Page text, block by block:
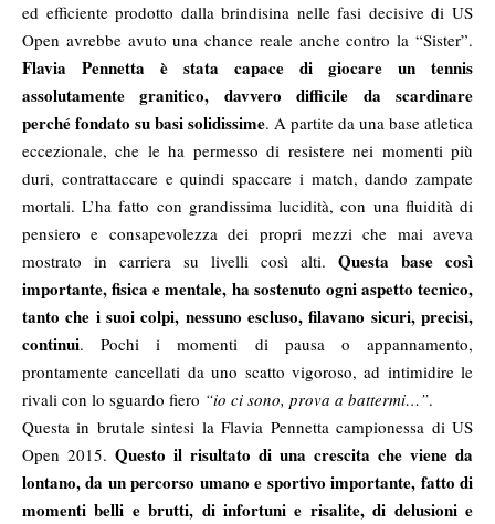
ed efficiente prodotto dalla brindisina nelle fasi decisive di US
Open avrebbe avuto una chance reale anche contro la “Sister”.
Flavia Pennetta è stata capace di giocare un tennis
assolutamente granitico, davvero difficile da scardinare
perché fondato su basi solidissime. A partite da una base atletica
eccezionale, che le ha permesso di resistere nei momenti più
duri, contrattaccare e quindi spaccare i match, dando zampate
mortali. L’ha fatto con grandissima lucidità, con una fluidità di
pensiero e consapevolezza dei propri mezzi che mai aveva
mostrato in carriera su livelli così alti. Questa base così
importante, fisica e mentale, ha sostenuto ogni aspetto tecnico,
tanto che i suoi colpi, nessuno escluso, filavano sicuri, precisi,
continui. Pochi i momenti di pausa o appannamento,
prontamente cancellati da uno scatto vigoroso, ad intimidire le
rivali con lo sguardo fiero “io ci sono, prova a battermi…”.
Questa in brutale sintesi la Flavia Pennetta campionessa di US
Open 2015. Questo il risultato di una crescita che viene da
lontano, da un percorso umano e sportivo importante, fatto di
momenti belli e brutti, di infortuni e risalite, di delusioni e